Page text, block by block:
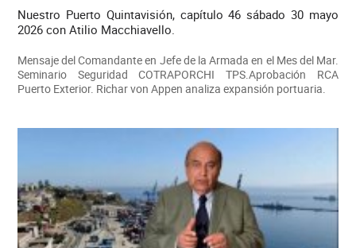
Nuestro Puerto Quintavisión, capítulo 46 sábado 30 mayo
2026 con Atilio Macchiavello.
Mensaje del Comandante en Jefe de la Armada en el Mes del Mar.
Seminario Seguridad COTRAPORCHI TPS.Aprobación RCA
Puerto Exterior. Richar von Appen analiza expansión portuaria.